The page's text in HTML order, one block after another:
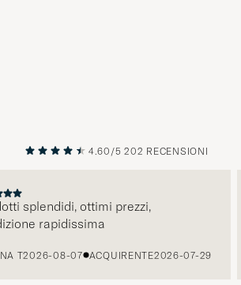
4.60/5 202 RECENSIONI
ottimi prezzi,
rapidissima
2026-08-07 ACQUIRENTE2026-07-29